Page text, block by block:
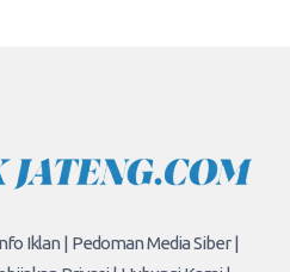
Iklan | Pedoman Media Siber |